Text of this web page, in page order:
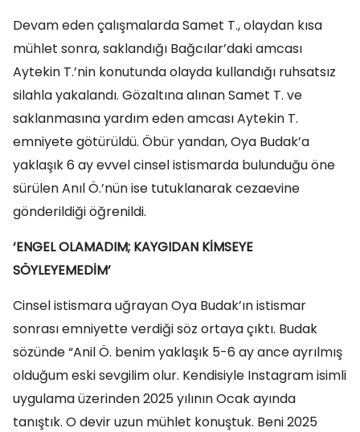
Devam eden çalışmalarda Samet T., olaydan kısa
mühlet sonra, saklandığı Bağcılar’daki amcası
Aytekin T.’nin konutunda olayda kullandığı ruhsatsız
silahla yakalandı. Gözaltına alınan Samet T. ve
saklanmasına yardım eden amcası Aytekin T.
emniyete götürüldü. Öbür yandan, Oya Budak’a
yaklaşık 6 ay evvel cinsel istismarda bulunduğu öne
sürülen Anıl Ö.’nün ise tutuklanarak cezaevine
gönderildiği öğrenildi.
‘ENGEL OLAMADIM; KAYGIDAN KİMSEYE
SÖYLEYEMEDİM’
Cinsel istismara uğrayan Oya Budak’ın istismar
sonrası emniyette verdiği söz ortaya çıktı. Budak
sözünde “Anil Ö. benim yaklaşık 5-6 ay ance ayrılmış
olduğum eski sevgilim olur. Kendisiyle Instagram isimli
uygulama üzerinden 2025 yılının Ocak ayında
tanıştık. O devir uzun mühlet konuştuk. Beni 2025